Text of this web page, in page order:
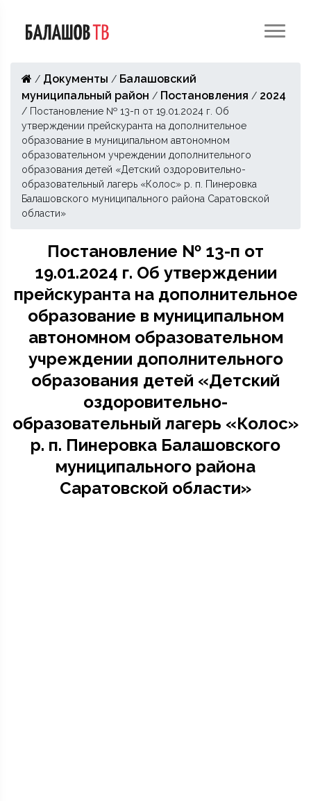
/ Документы / Балашовский
муниципальный район / Постановления / 2024
/ Постановление № 13-п от 19.01.2024 г. Об
утверждении прейскуранта на дополнительное
образование в муниципальном автономном
образовательном учреждении дополнительного
образования детей «Детский оздоровительно-
образовательный лагерь «Колос» р. п. Пинеровка
Балашовского муниципального района Саратовской
области»
Постановление № 13-п от
19.01.2024 г. Об утверждении
прейскуранта на дополнительное
образование в муниципальном
автономном образовательном
учреждении дополнительного
образования детей «Детский
оздоровительно-
образовательный лагерь «Колос»
р. п. Пинеровка Балашовского
муниципального района
Саратовской области»